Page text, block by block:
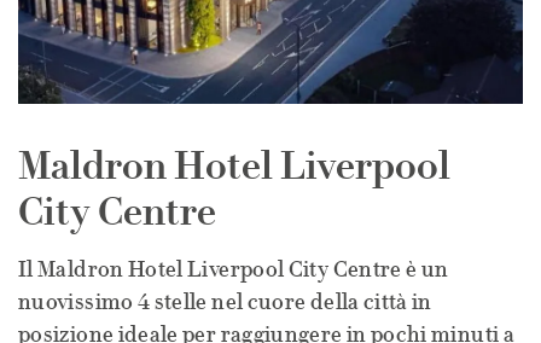
Maldron Hotel Liverpool
City Centre
Il Maldron Hotel Liverpool City Centre è un
nuovissimo 4 stelle nel cuore della città in
posizione ideale per raggiungere in pochi minuti a